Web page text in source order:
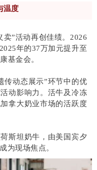
温度
”活动再创佳绩。2026
年的37万加元提升至
基金会。
传动态展示”环节中的优
动影响力。活牛及冷冻
拿大奶业市场的活跃度
斯坦奶牛，由美国宾夕
为现场焦点。